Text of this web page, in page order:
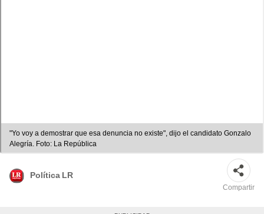
"Yo voy a demostrar que esa denuncia no existe", dijo el candidato Gonzalo
Alegría. Foto: La República
Política LR
Compartir